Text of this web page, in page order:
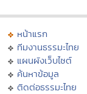
หน้าแรก
ทีมงานธรรมะไทย
แผนผังเว็บไซต์
ค้นหาข้อมูล
ติดต่อธรรมะไทย